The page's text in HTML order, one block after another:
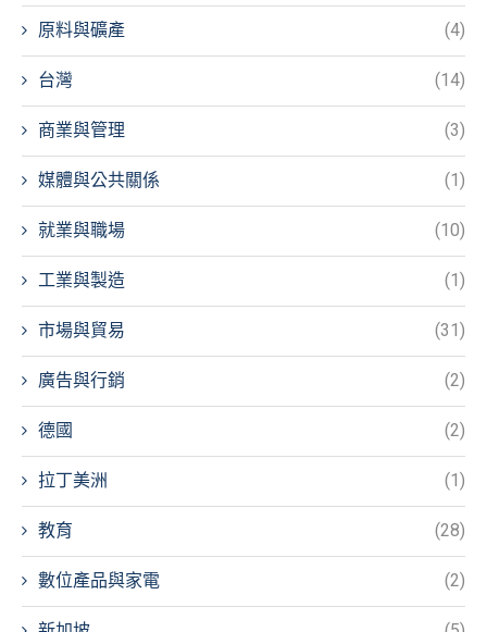
原料與礦產 (4)
台灣 (14)
商業與管理 (3)
媒體與公共關係 (1)
就業與職場 (10)
工業與製造 (1)
市場與貿易 (31)
廣告與行銷 (2)
德國 (2)
拉丁美洲 (1)
教育 (28)
數位產品與家電 (2)